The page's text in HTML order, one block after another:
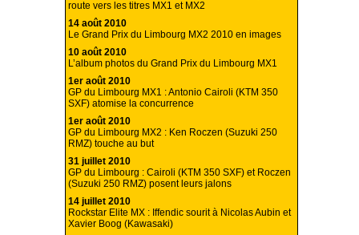
route vers les titres MX1 et MX2
14 août 2010
Le Grand Prix du Limbourg MX2 2010 en images
10 août 2010
L’album photos du Grand Prix du Limbourg MX1
1er août 2010
GP du Limbourg MX1 : Antonio Cairoli (KTM 350
SXF) atomise la concurrence
1er août 2010
GP du Limbourg MX2 : Ken Roczen (Suzuki 250
RMZ) touche au but
31 juillet 2010
GP du Limbourg : Cairoli (KTM 350 SXF) et Roczen
(Suzuki 250 RMZ) posent leurs jalons
14 juillet 2010
Rockstar Elite MX : Iffendic sourit à Nicolas Aubin et
Xavier Boog (Kawasaki)